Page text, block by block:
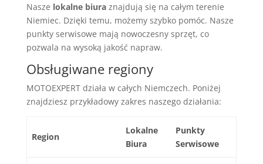
Nasze lokalne biuraznajdują się na całym terenie
Niemiec. Dzięki temu, możemy szybko pomóc. Nasze
punkty serwisowe mają nowoczesny sprzęt, co
pozwala na wysoką jakość napraw.
Obsługiwane regiony
MOTOEXPERT działa w całych Niemczech. Poniżej
znajdziesz przykładowy zakres naszego działania:
Region
Lokalne
Biura
Punkty
Serwisowe